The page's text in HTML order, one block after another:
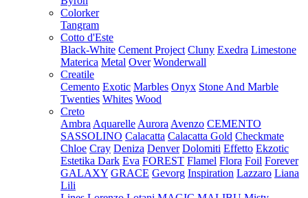
Colorker
Tangram
Cotto d'Este
Black-White Cement Project Cluny Exedra Limestone
Materica Metal Over Wonderwall
Creatile
Cemento Exotic Marbles Onyx Stone And Marble
Twenties Whites Wood
Creto
Ambra Aquarelle Aurora Avenzo CEMENTO
SASSOLINO Calacatta Calacatta Gold Checkmate
Chloe Cray Deniza Denver Dolomiti Effetto Ekzotic
Estetika Dark Eva FOREST Flamel Flora Foil Forever
GALAXY GRACE Gevorg Inspiration Lazzaro Liana
Lili